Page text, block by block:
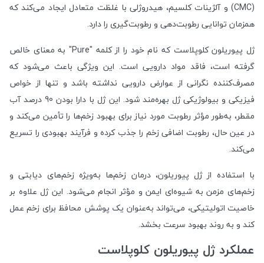
(CMC) و آلژینات کلسیم، هیدروژلی با غلظت متعادل ایجاد می‌کند که
همزمان توانایی رطوبت‌دهی و رطوبت‌گیری را دارد.
ژل پیوریلون کلوپلاست که نام خود را از کلمه "Pure" به معنای خالص
گرفته است، فاقد مواد دارویی است. این ویژگی باعث می‌شود که
مصرف‌کننده نگرانی از عوارض دارویی نداشته باشد و تنها از خواص
فیزیکی و بیولوژیکی ژل بهره‌مند شود. این ژل با دارا بودن 90 درصد آب
مقطر، به‌طور مؤثر رطوبت مورد نیاز برای بهبود زخم‌ها را تأمین می‌کند و
در عین حال، رطوبت اضافی زخم را جذب کرده و فرآیند بهبودی را تسریع
می‌کند.
با استفاده از ژل پیوریلون، درمان زخم‌ها به‌ویژه زخم‌های دیابتی و
زخم‌های مزمن به شیوه‌ای ایمن و مؤثر انجام می‌شود. این ژل علاوه بر
خاصیت اتولیتیکی، می‌تواند به‌عنوان یک پوشش محافظ برای زخم عمل
کند و به روند بهبود سرعت بخشد.
عملکرد ژل پیوریلون کلوپلاست